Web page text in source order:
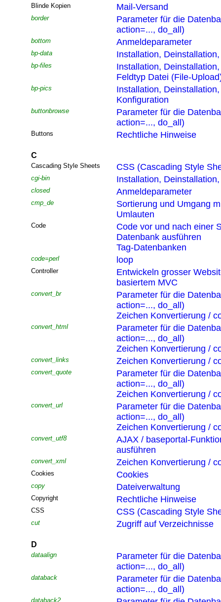
Blinde Kopien Mail-Versand
border
Parameter für die
action=..., do_all)
bottom Anmeldeparameter
bp-data Installation,
bp-files
Installation,
Feldtyp Datei (File-
bp-pics
Installation,
Konfiguration
buttonbrowse
Parameter für die
action=..., do_all)
Buttons Rechtliche Hinweise
C
Cascading Style Sheets CSS (Cascading Style
cgi-bin Installation,
closed Anmeldeparameter
cmp_de
Sortierung und Umgang
Umlauten
Code
Code vor und nach einer
Datenbank ausführen
Tag-Datenbanken
code=perl loop
Controller
Entwickeln grosser
basiertem MVC
convert_br
Parameter für die
action=..., do_all)
Zeichen Konvertierung /
convert_html
Parameter für die
action=..., do_all)
Zeichen Konvertierung /
convert_links Zeichen Konvertierung /
convert_quote
Parameter für die
action=..., do_all)
Zeichen Konvertierung /
convert_url
Parameter für die
action=..., do_all)
Zeichen Konvertierung /
convert_utf8
AJAX / baseportal-
ausführen
convert_xml Zeichen Konvertierung /
Cookies Cookies
copy Dateiverwaltung
Copyright Rechtliche Hinweise
CSS CSS (Cascading Style
cut Zugriff auf Verzeichnisse
D
dataalign
Parameter für die
action=..., do_all)
databack
Parameter für die
action=..., do_all)
databack2